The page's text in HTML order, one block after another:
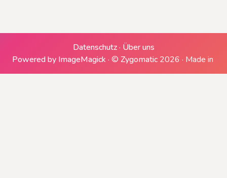
Datenschutz· Über uns
Powered by ImageMagick · © Zygomatic2026 · Made in
Downloads generieren
Erzeugen einer ZIP-Datei
Herunterladen